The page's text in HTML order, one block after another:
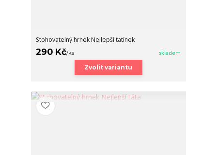
Stohovatelný hrnek Nejlepší tatínek
290 Kč/ks skladem
Zvolit variantu